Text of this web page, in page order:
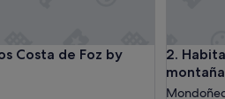
Costa de Foz by
de Foz by gaiarooms2.